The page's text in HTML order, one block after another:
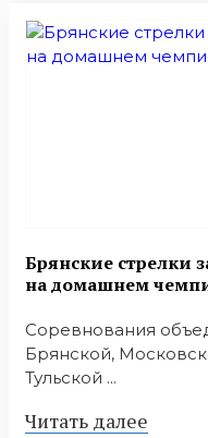
Брянские стрелки
на домашнем
Соревнования
Брянской,
Тульской ...
Читать далее